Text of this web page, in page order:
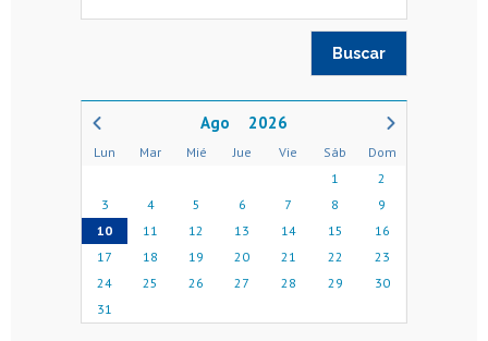
2026
Lun Mar Mié Jue Vie Sáb
Dom
1
2
3
4 5 6 7 8
9
10
11 12 13 14 15
16
17
18 19 20 21 22
23
24
25 26 27 28 29
30
31